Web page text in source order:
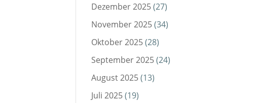
Dezember 2025(27)
November 2025(34)
Oktober 2025(28)
September 2025(24)
August 2025(13)
Juli 2025(19)